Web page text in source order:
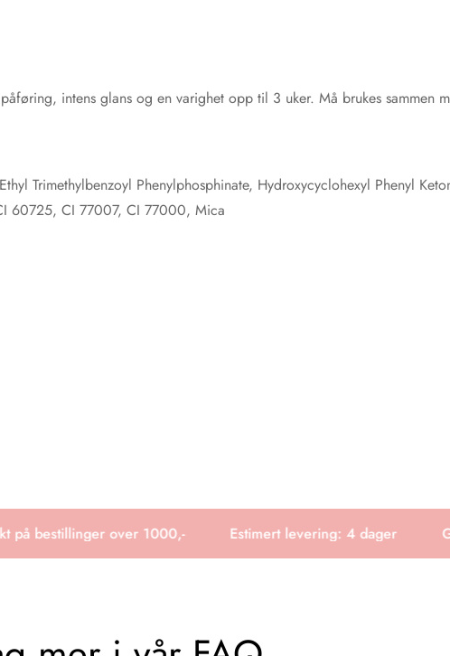
intens glans og en varighet opp til 3 uker. Må brukes sammen
Trimethylbenzoyl Phenylphosphinate, Hydroxycyclohexyl Phenyl
60725, CI 77007, CI 77000, Mica
på bestillinger over 1000,- Estimert levering: 4 dager